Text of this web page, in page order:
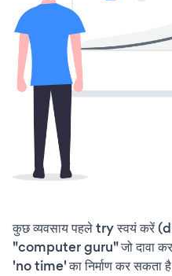
कुछ व्यवसाय पहले try स्वयं करें
"computer guru" जो दावा
'no time' का निर्माण कर सकता